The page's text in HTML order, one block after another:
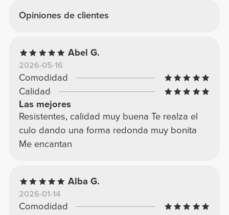
Opiniones de clientes
Abel G.
2026-05-16
Comodidad
Calidad
Las mejores
Resistentes, calidad muy buena Te realza el
culo dando una forma redonda muy bonita
Me encantan
Alba G.
2026-01-14
Comodidad